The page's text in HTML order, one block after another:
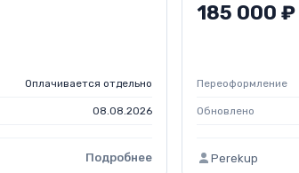
Оплачивается отдельно
08.08.2026
Подробнее
185 000 ₽
Переоформление
Обновлено
Perekup